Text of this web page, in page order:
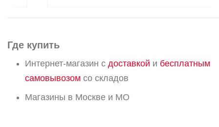
Где купить
Интернет-магазин с доставкой и бесплатным
самовывозом со складов
Магазины в Москве и МО